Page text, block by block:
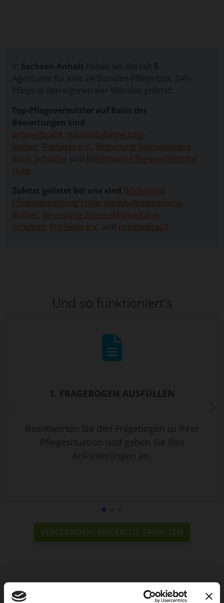
Sachsen-Anhalt haben wir derzeit 5
Agenturen für eine 24-Stunden-Pflege bzw. 24h-
Pflege in den eigenen vier Wänden gelistet.
Top-Pflegevermittler auf Basis der
Bewertungen sind
promedica24 Haushaltsbetreuung-
Rother ProSenio e.V. Betreuung Sonnenblume
Karin Schuster und Brinkmann Pflegevermittlung
Halle
Zuletzt gelistet bei uns sind Brinkmann
Pflegevermittlung Halle Haushaltsbetreuung-
Rother Betreuung Sonnenblume Karin
Schuster ProSenio e.V. und promedica24
Und so funktioniert's
1. FRAGEBOGEN AUSFÜLLEN
Beantworten Sie den Fragebogen zu Ihrer
Pflegesituation und geben Sie Ihre
Anforderungen an.
VERSTANDEN! ANGEBOTE ERHALTEN
Weitere Services